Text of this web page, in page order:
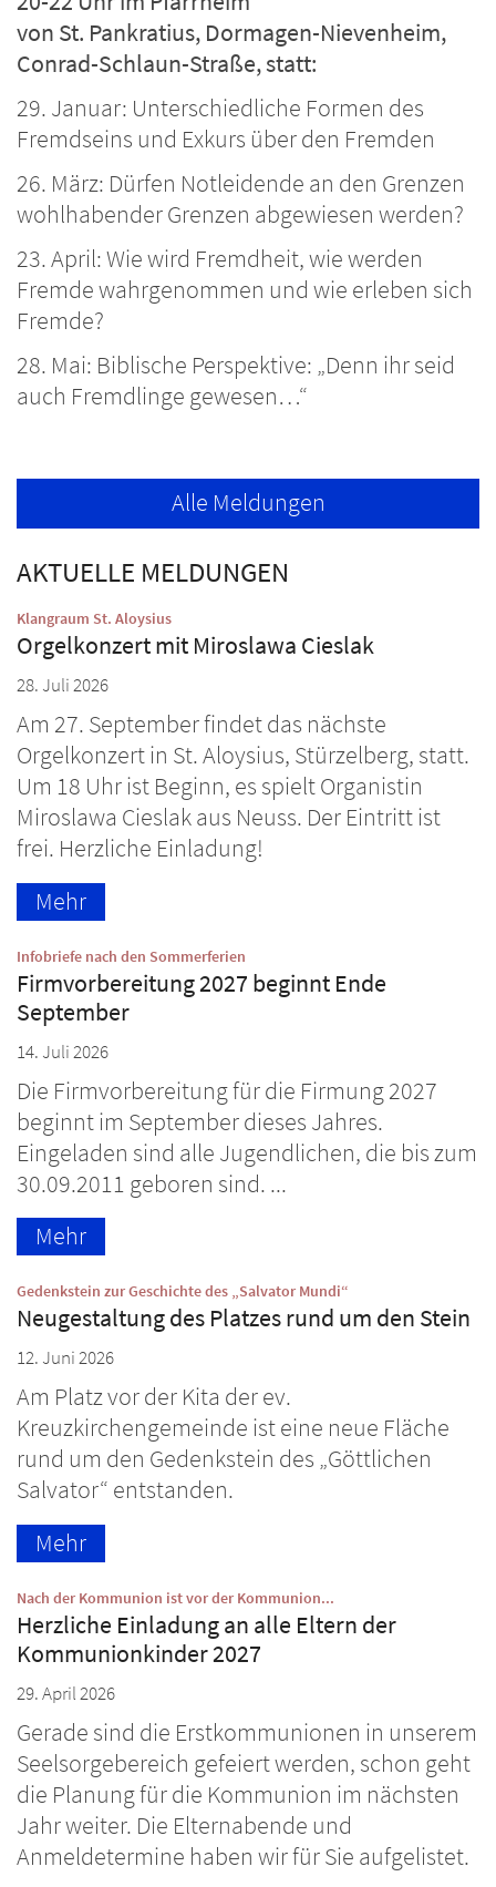
von St. Pankratius, Dormagen-Nievenheim,
Conrad-Schlaun-Straße, statt:
29. Januar: Unterschiedliche Formen des
Fremdseins und Exkurs über den Fremden
26. März: Dürfen Notleidende an den Grenzen
wohlhabender Grenzen abgewiesen werden?
23. April: Wie wird Fremdheit, wie werden
Fremde wahrgenommen und wie erleben sich
Fremde?
28. Mai: Biblische Perspektive: „Denn ihr seid
auch Fremdlinge gewesen…“
Alle Meldungen
AKTUELLE MELDUNGEN
Klangraum St. Aloysius:
Orgelkonzert mit Miroslawa Cieslak
28. Juli 2026
Am 27. September findet das nächste
Orgelkonzert in St. Aloysius, Stürzelberg, statt.
Um 18 Uhr ist Beginn, es spielt Organistin
Miroslawa Cieslak aus Neuss. Der Eintritt ist
frei. Herzliche Einladung!
Mehr
Infobriefe nach den Sommerferien
Firmvorbereitung 2027 beginnt Ende
September
14. Juli 2026
Die Firmvorbereitung für die Firmung 2027
beginnt im September dieses Jahres.
Eingeladen sind alle Jugendlichen, die bis zum
30.09.2011 geboren sind. ...
Mehr
Gedenkstein zur Geschichte des „Salvator Mundi“
Neugestaltung des Platzes rund um den Stein
12. Juni 2026
Am Platz vor der Kita der ev.
Kreuzkirchengemeinde ist eine neue Fläche
rund um den Gedenkstein des „Göttlichen
Salvator“ entstanden.
Mehr
Nach der Kommunion ist vor der Kommunion...
Herzliche Einladung an alle Eltern der
Kommunionkinder 2027
29. April 2026
Gerade sind die Erstkommunionen in unserem
Seelsorgebereich gefeiert werden, schon geht
die Planung für die Kommunion im nächsten
Jahr weiter. Die Elternabende und
Anmeldetermine haben wir für Sie aufgelistet.